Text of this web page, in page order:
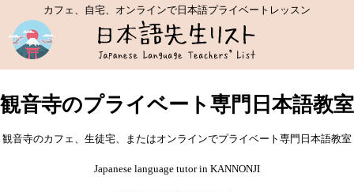
カフェ、自宅、オンラインで日本語プライベートレッスン
観音寺のプライベート専門日本語教室
観音寺のカフェ、生徒宅、またはオンラインでプライベート専門日本語教室
Japanese language tutor in KANNONJI